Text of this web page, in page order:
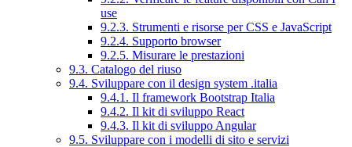
use
9.2.3. Strumenti e risorse per CSS e JavaScript
9.2.4. Supporto browser
9.2.5. Misurare le prestazioni
9.3. Catalogo del riuso
9.4. Sviluppare con il design system .italia
9.4.1. Il framework Bootstrap Italia
9.4.2. Il kit di sviluppo React
9.4.3. Il kit di sviluppo Angular
9.5. Sviluppare con i modelli di sito e servizi